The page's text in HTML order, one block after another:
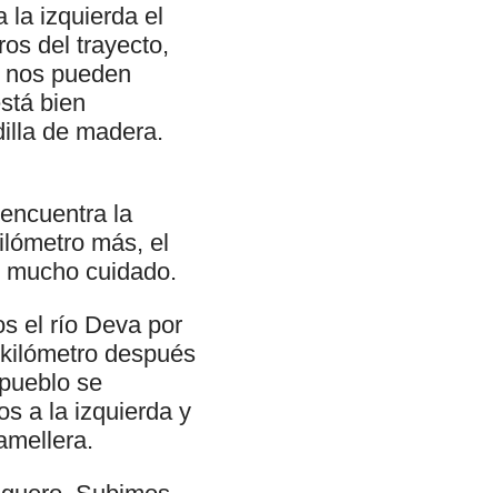
la izquierda el
del trayecto,
pueden
bien
de madera.
la
más, el
cuidado.
el río Deva por
después
se
a la izquierda y